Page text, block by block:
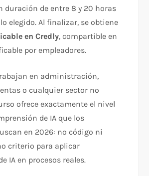
duración de entre 8 y 20 horas
elegido. Al finalizar, se obtiene
en Credly, compartible en
por empleadores.
en administración,
o cualquier sector no
ofrece exactamente el nivel
de IA que los
en 2026: no código ni
criterio para aplicar
IA en procesos reales.